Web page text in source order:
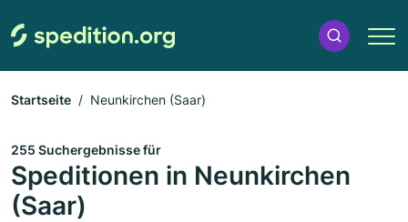
Startseite Neunkirchen (Saar)
255 Suchergebnisse für
Speditionen in Neunkirchen
(Saar)